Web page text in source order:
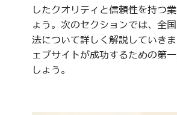
したクオリティと信頼性を持つ
ょう。次のセクションでは、全
法について詳しく解説していき
ェブサイトが成功するための第
しょう。